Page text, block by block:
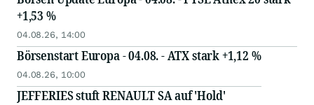
+1,53 %
04.08.26, 14:00
Börsenstart Europa - 04.08. - ATX stark +1,12 %
04.08.26, 10:00
JEFFERIES stuft RENAULT SA auf 'Hold'